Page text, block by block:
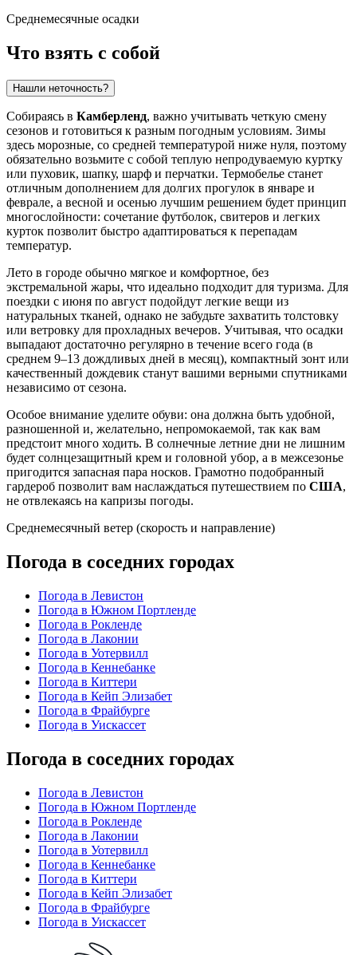
Среднемесячные осадки
Что взять с собой
Нашли неточность?
Собираясь в Камберленд, важно учитывать четкую смену
сезонов и готовиться к разным погодным условиям. Зимы
здесь морозные, со средней температурой ниже нуля, поэтому
обязательно возьмите с собой теплую непродуваемую куртку
или пуховик, шапку, шарф и перчатки. Термобелье станет
отличным дополнением для долгих прогулок в январе и
феврале, а весной и осенью лучшим решением будет принцип
многослойности: сочетание футболок, свитеров и легких
курток позволит быстро адаптироваться к перепадам
температур.
Лето в городе обычно мягкое и комфортное, без
экстремальной жары, что идеально подходит для туризма. Для
поездки с июня по август подойдут легкие вещи из
натуральных тканей, однако не забудьте захватить толстовку
или ветровку для прохладных вечеров. Учитывая, что осадки
выпадают достаточно регулярно в течение всего года (в
среднем 9–13 дождливых дней в месяц), компактный зонт или
качественный дождевик станут вашими верными спутниками
независимо от сезона.
Особое внимание уделите обуви: она должна быть удобной,
разношенной и, желательно, непромокаемой, так как вам
предстоит много ходить. В солнечные летние дни не лишним
будет солнцезащитный крем и головной убор, а в межсезонье
пригодится запасная пара носков. Грамотно подобранный
гардероб позволит вам наслаждаться путешествием по США,
не отвлекаясь на капризы погоды.
Среднемесячный ветер (скорость и направление)
Погода в соседних городах
Погода в Левистон
Погода в Южном Портленде
Погода в Рокленде
Погода в Лаконии
Погода в Уотервилл
Погода в Кеннебанке
Погода в Киттери
Погода в Кейп Элизабет
Погода в Фрайбурге
Погода в Уискассет
Погода в соседних городах
Погода в Левистон
Погода в Южном Портленде
Погода в Рокленде
Погода в Лаконии
Погода в Уотервилл
Погода в Кеннебанке
Погода в Киттери
Погода в Кейп Элизабет
Погода в Фрайбурге
Погода в Уискассет